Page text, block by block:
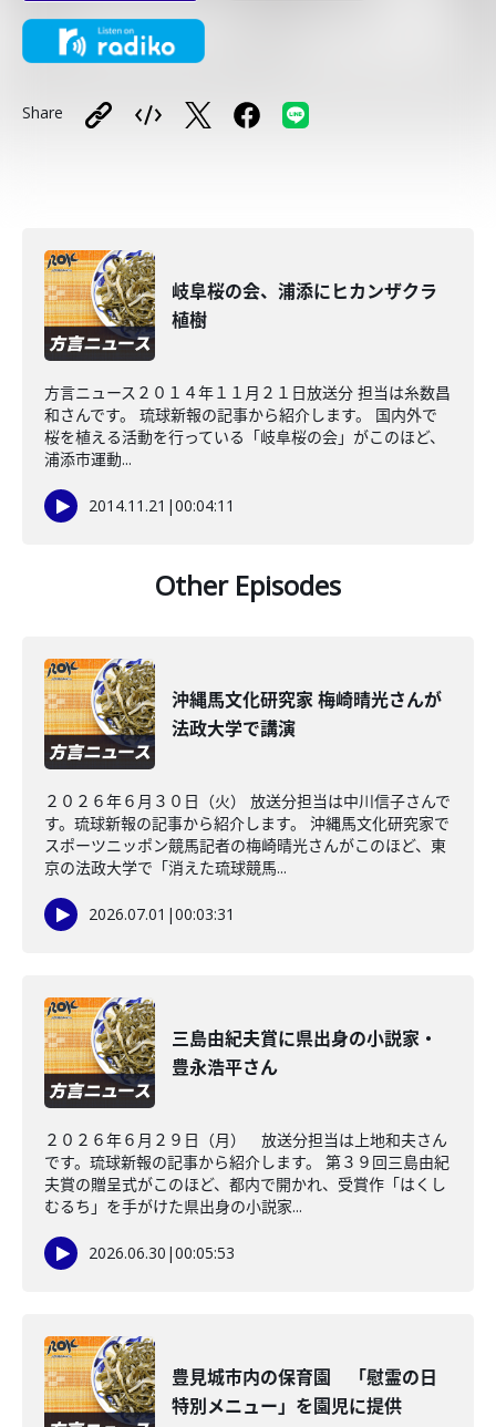
Share
岐阜桜の会、浦添にヒカンザクラ
植樹
方言ニュース２０１４年１１月２１日放送分 担当は糸数昌
和さんです。 琉球新報の記事から紹介します。 国内外で
桜を植える活動を行っている「岐阜桜の会」がこのほど、
浦添市運動...
2014.11.21 |00:04:11
Other Episodes
沖縄馬文化研究家 梅崎晴光さんが
法政大学で講演
２０２６年６月３０日（火） 放送分担当は中川信子さんで
す。琉球新報の記事から紹介します。 沖縄馬文化研究家で
スポーツニッポン競馬記者の梅崎晴光さんがこのほど、東
京の法政大学で「消えた琉球競馬...
2026.07.01 |00:03:31
三島由紀夫賞に県出身の小説家・
豊永浩平さん
２０２６年６月２９日（月） 放送分担当は上地和夫さん
です。琉球新報の記事から紹介します。 第３９回三島由紀
夫賞の贈呈式がこのほど、都内で開かれ、受賞作「はくし
むるち」を手がけた県出身の小説家...
2026.06.30 |00:05:53
豊見城市内の保育園 「慰霊の日
特別メニュー」を園児に提供